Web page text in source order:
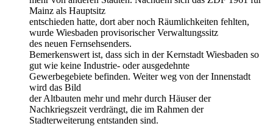
Mainz als Hauptsitz
entschieden hatte, dort aber noch Räumlichkeiten fehlten,
wurde Wiesbaden provisorischer Verwaltungssitz
des neuen Fernsehsenders.
Bemerkenswert ist, dass sich in der Kernstadt Wiesbaden so
gut wie keine Industrie- oder ausgedehnte
Gewerbegebiete befinden. Weiter weg von der Innenstadt
wird das Bild
der Altbauten mehr und mehr durch Häuser der
Nachkriegszeit verdrängt, die im Rahmen der
Stadterweiterung entstanden sind.